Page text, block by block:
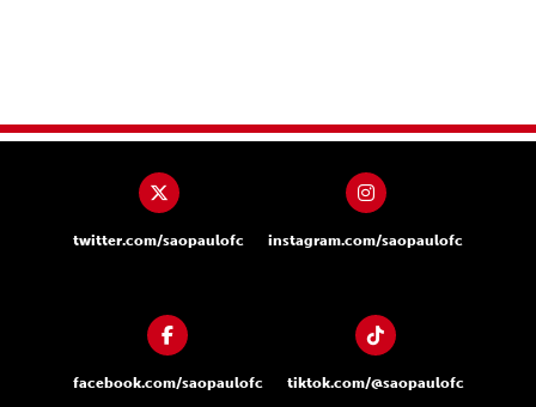
twitter.com/saopaulofc instagram.com/saopaulofc
facebook.com/saopaulofc tiktok.com/@saopaulofc